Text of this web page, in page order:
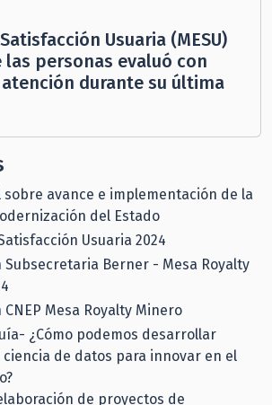
Usuaria (MESU)
las personas evaluó con
durante su última
sobre avance e implementación de la
del Estado
Usuaria 2024
Subsecretaria Berner - Mesa Royalty
Mesa Royalty Minero
¿Cómo podemos desarrollar
de datos para innovar en el
de proyectos de